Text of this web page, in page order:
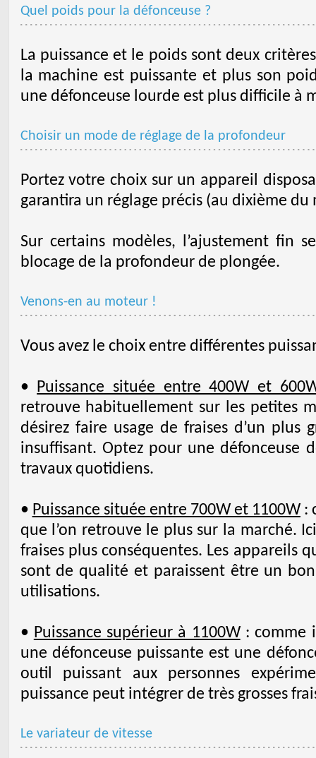
Quel poids pour la défonceuse ?
La puissance et le poids sont deux
la machine est puissante et plus son
une défonceuse lourde est plus difficile à
Choisir un mode de réglage de la profondeur
Portez votre choix sur un appareil
garantira un réglage précis (au dixième
Sur certains modèles, l’ajustement fin
blocage de la profondeur de plongée.
Venons-en au moteur !
Vous avez le choix entre différentes
• Puissance située entre 400W et
retrouve habituellement sur les petites
désirez faire usage de fraises d’un plus
insuffisant. Optez pour une défonceuse
travaux quotidiens.
• Puissance située entre 700W et 1100W:
que l’on retrouve le plus sur la marché.
fraises plus conséquentes. Les appareils
sont de qualité et paraissent être un
utilisations.
• Puissance supérieur à 1100W: comme
une défonceuse puissante est une
outil puissant aux personnes
puissance peut intégrer de très grosses
Le variateur de vitesse